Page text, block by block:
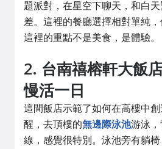
題派對，在星空下聊天，和白
差。這裡的餐廳選擇相對單純
這裡的重點不是美食，是體驗。
2. 台南禧榕軒大飯
慢活一日
這間飯店示範了如何在高樓中
醒，去頂樓的無邊際泳池游泳
線，感覺很特別。泳池旁有躺